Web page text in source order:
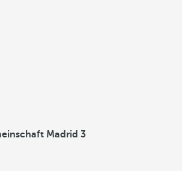
Madrid 3